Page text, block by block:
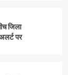
जिला
पर